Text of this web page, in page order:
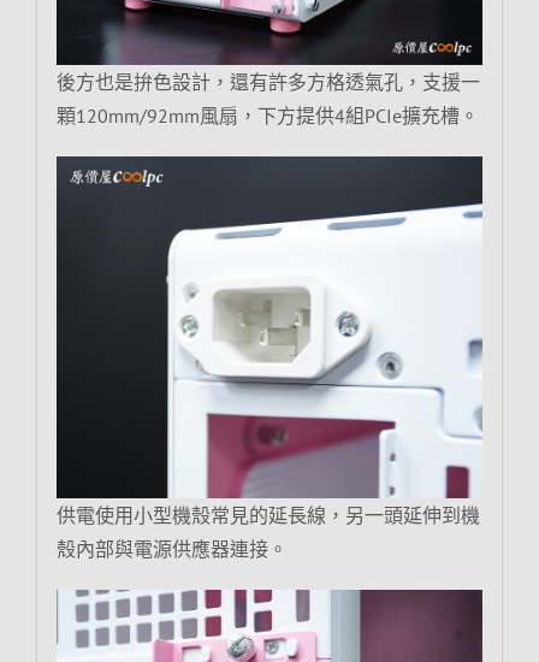
後方也是拚色設計，還有許多方格透氣孔，支援一
顆120mm/92mm風扇，下方提供4組PCIe擴充槽。
供電使用小型機殼常見的延長線，另一頭延伸到機
殼內部與電源供應器連接。